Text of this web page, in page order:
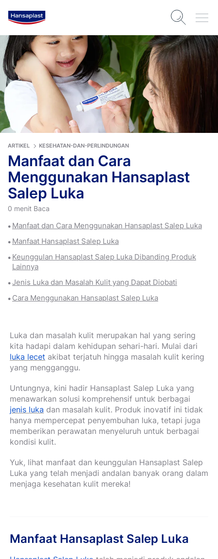
ARTIKEL KESEHATAN-DAN-PERLINDUNGAN
Manfaat dan Cara
Menggunakan Hansaplast
Salep Luka
0 menit Baca
Manfaat dan Cara Menggunakan Hansaplast Salep Luka
Manfaat Hansaplast Salep Luka
Keunggulan Hansaplast Salep Luka Dibanding Produk
Lainnya
Jenis Luka dan Masalah Kulit yang Dapat Diobati
Cara Menggunakan Hansaplast Salep Luka
Luka dan masalah kulit merupakan hal yang sering
kita hadapi dalam kehidupan sehari-hari. Mulai dari
luka lecet akibat terjatuh hingga masalah kulit kering
yang mengganggu.
Untungnya, kini hadir Hansaplast Salep Luka yang
menawarkan solusi komprehensif untuk berbagai
jenis luka dan masalah kulit. Produk inovatif ini tidak
hanya mempercepat penyembuhan luka, tetapi juga
memberikan perawatan menyeluruh untuk berbagai
kondisi kulit.
Yuk, lihat manfaat dan keunggulan Hansaplast Salep
Luka yang telah menjadi andalan banyak orang dalam
menjaga kesehatan kulit mereka!
Manfaat Hansaplast Salep Luka